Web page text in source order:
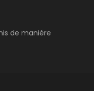
de maniére